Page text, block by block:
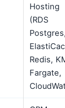
Hosting
(RDS
Redis,
Fargate,